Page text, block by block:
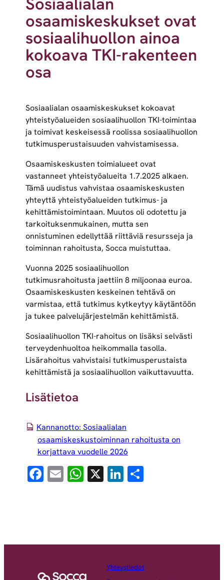
osaamiskeskukset ovat
sosiaalihuollon ainoa
kokoava TKI-rakenteen
osa
Sosiaalialan osaamiskeskukset kokoavat
yhteistyöalueiden sosiaalihuollon TKI-toimintaa
ja toimivat keskeisessä roolissa sosiaalihuollon
tutkimusperustaisuuden vahvistamisessa.
Osaamiskeskusten toimialueet ovat
vastanneet yhteistyöalueita 1.7.2025 alkaen.
Tämä uudistus vahvistaa osaamiskeskusten
yhteyttä yhteistyöalueiden tutkimus- ja
kehittämistoimintaan. Muutos oli odotettu ja
tarkoituksenmukainen, mutta sen
onnistuminen edellyttää riittäviä resursseja ja
toiminnan rahoitusta, Socca muistuttaa.
Vuonna 2025 sosiaalihuollon
tutkimusrahoitusta jaettiin 8 miljoonaa euroa.
Osaamiskeskusten keskeinen tehtävä on
varmistaa, että tutkimus kytkeytyy käytäntöön
ja tukee palvelujärjestelmän kehittämistä.
Sosiaalihuollon TKI-rahoitus on lisäksi selvästi
terveydenhuoltoa heikommalla tasolla.
Lisärahoitus vahvistaisi tutkimusperustaista
kehittämistä ja sosiaalihuollon vaikuttavuutta.
Lisätietoa
Kannanotto: Sosiaalialan
osaamiskeskustoiminnan rahoitusta on
korjattava vuodelle 2026
Facebook
EmailWhatsApp
X LinkedIn
Share
Yhteystiedot